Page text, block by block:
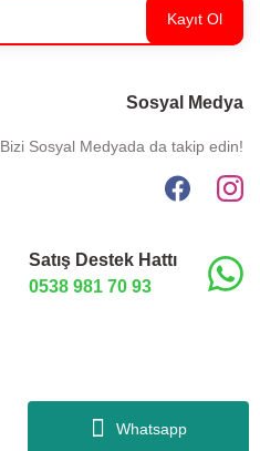
Whatsapp
Kayıt Ol
Sosyal Medya
Bizi Sosyal Medyada da takip edin!
Satış Destek Hattı
0538 981 70 93